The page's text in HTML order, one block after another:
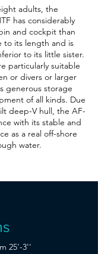
adults, the
has considerably
and cockpit than
to its length and is
to its little sister.
particularly suitable
or divers or larger
generous storage
of all kinds. Due
deep-V hull, the AF-
with its stable and
as a real off-shore
water.
25'-3''